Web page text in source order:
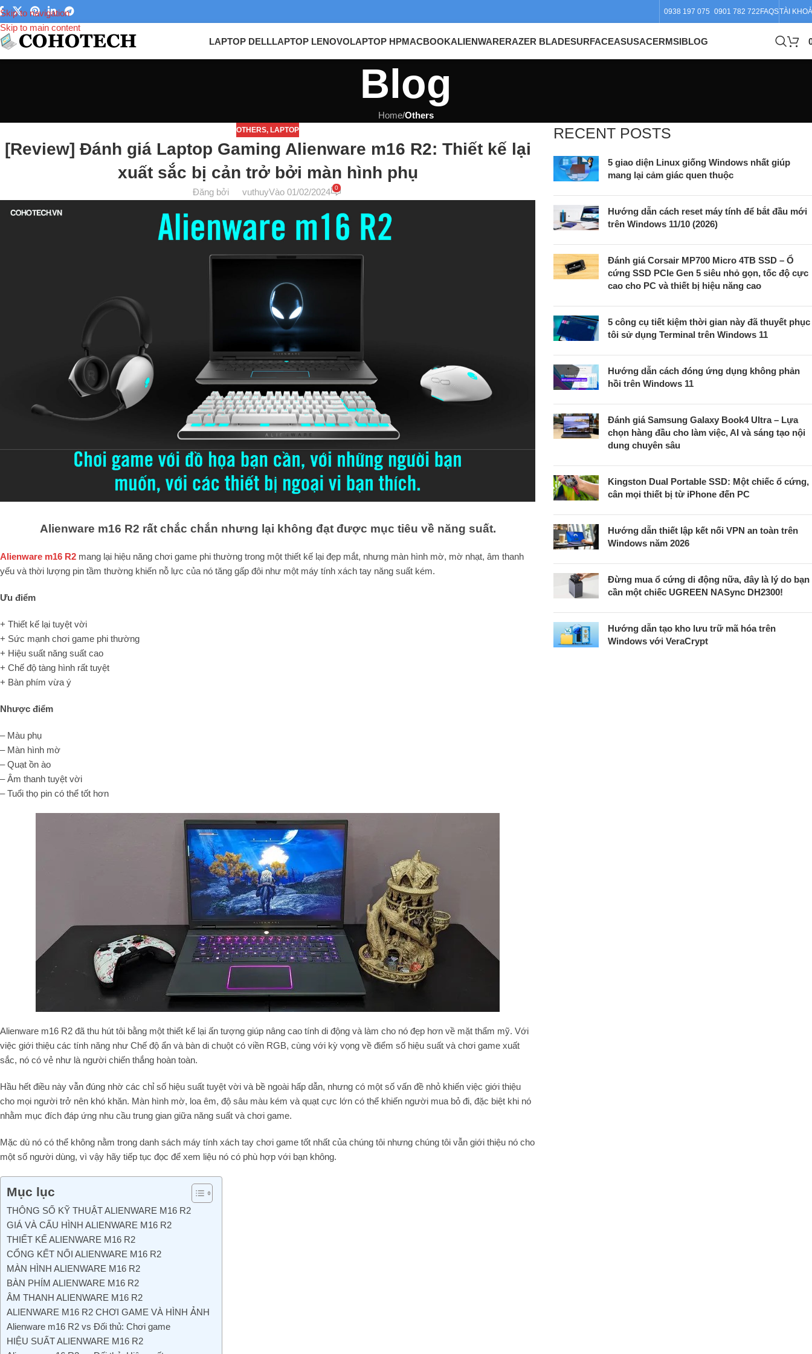
Skip to navigation
Skip to main content
0938 197 075 0901 782 722 FAQSTÀI
LAPTOP DELLLAPTOP LENOVOLAPTOP HPMACBOOKALIENWARERAZER BLADESURFACEASUSACERMSIBLOG
Blog
Home/Others
OTHERS, LAPTOP
[Review] Đánh giá Laptop Gaming Alienware m16 R2: Thiết kế lại
xuất sắc bị cản trở bởi màn hình phụ
Đăng bởi vuthuyVào 01/02/2024 0
Alienware m16 R2 rất chắc chắn nhưng lại không đạt được mục tiêu về năng suất.
Alienware m16 R2 mang lại hiệu năng chơi game phi thường trong một thiết kế lại đẹp mắt, nhưng màn hình mờ, mờ nhạt, âm thanh
yếu và thời lượng pin tầm thường khiến nỗ lực của nó tăng gấp đôi như một máy tính xách tay năng suất kém.
Ưu điểm
+ Thiết kế lại tuyệt vời
+ Sức mạnh chơi game phi thường
+ Hiệu suất năng suất cao
+ Chế độ tàng hình rất tuyệt
+ Bàn phím vừa ý
Nhược điểm
– Màu phụ
– Màn hình mờ
– Quạt ồn ào
– Âm thanh tuyệt vời
– Tuổi thọ pin có thể tốt hơn
Alienware m16 R2 đã thu hút tôi bằng một thiết kế lại ấn tượng giúp nâng cao tính di động và làm cho nó đẹp hơn về mặt thẩm mỹ. Với
việc giới thiệu các tính năng như Chế độ ẩn và bàn di chuột có viền RGB, cùng với kỳ vọng về điểm số hiệu suất và chơi game xuất
sắc, nó có vẻ như là người chiến thắng hoàn toàn.
Hầu hết điều này vẫn đúng nhờ các chỉ số hiệu suất tuyệt vời và bề ngoài hấp dẫn, nhưng có một số vấn đề nhỏ khiến việc giới thiệu
cho mọi người trở nên khó khăn. Màn hình mờ, loa êm, độ sâu màu kém và quạt cực lớn có thể khiến người mua bỏ đi, đặc biệt khi nó
nhằm mục đích đáp ứng nhu cầu trung gian giữa năng suất và chơi game.
Mặc dù nó có thể không nằm trong danh sách máy tính xách tay chơi game tốt nhất của chúng tôi nhưng chúng tôi vẫn giới thiệu nó cho
một số người dùng, vì vậy hãy tiếp tục đọc để xem liệu nó có phù hợp với bạn không.
Mục lục
THÔNG SỐ KỸ THUẬT ALIENWARE M16 R2
GIÁ VÀ CẤU HÌNH ALIENWARE M16 R2
THIẾT KẾ ALIENWARE M16 R2
CỔNG KẾT NỐI ALIENWARE M16 R2
MÀN HÌNH ALIENWARE M16 R2
BÀN PHÍM ALIENWARE M16 R2
ÂM THANH ALIENWARE M16 R2
ALIENWARE M16 R2 CHƠI GAME VÀ HÌNH ẢNH
Alienware m16 R2 vs Đối thủ: Chơi game
HIỆU SUẤT ALIENWARE M16 R2
RECENT POSTS
5 giao diện Linux giống Windows nhất giúp
mang lại cảm giác quen thuộc
Hướng dẫn cách reset máy tính để bắt đầu mới
trên Windows 11/10 (2026)
Đánh giá Corsair MP700 Micro 4TB SSD – Ổ
cứng SSD PCIe Gen 5 siêu nhỏ gọn, tốc độ cực
cao cho PC và thiết bị hiệu năng cao
5 công cụ tiết kiệm thời gian này đã thuyết phục
tôi sử dụng Terminal trên Windows 11
Hướng dẫn cách đóng ứng dụng không phản
hồi trên Windows 11
Đánh giá Samsung Galaxy Book4 Ultra – Lựa
chọn hàng đầu cho làm việc, AI và sáng tạo nội
dung chuyên sâu
Kingston Dual Portable SSD: Một chiếc ổ cứng,
cân mọi thiết bị từ iPhone đến PC
Hướng dẫn thiết lập kết nối VPN an toàn trên
Windows năm 2026
Đừng mua ổ cứng di động nữa, đây là lý do bạn
cần một chiếc UGREEN NASync DH2300!
Hướng dẫn tạo kho lưu trữ mã hóa trên
Windows với VeraCrypt